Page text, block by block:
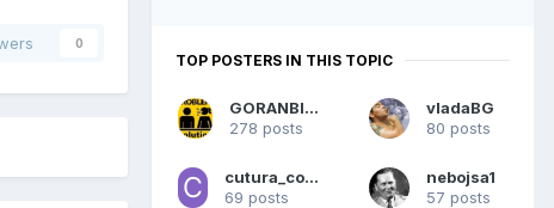
0
TOP POSTERS IN THIS TOPIC
GORANBILLY
278 posts
vladaBG
80 posts
cutura_conoplja
69 posts
nebojsa1
57 posts